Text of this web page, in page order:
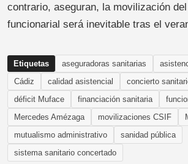
contrario, aseguran, la movilización
funcionarial será inevitable tras el
Etiquetas aseguradoras sanitarias
Cádiz
calidad asistencial concierto
déficit Muface
financiación sanitaria
Mercedes Amézaga
movilizaciones CSIF
mutualismo administrativo
sanidad pública
sistema sanitario concertado